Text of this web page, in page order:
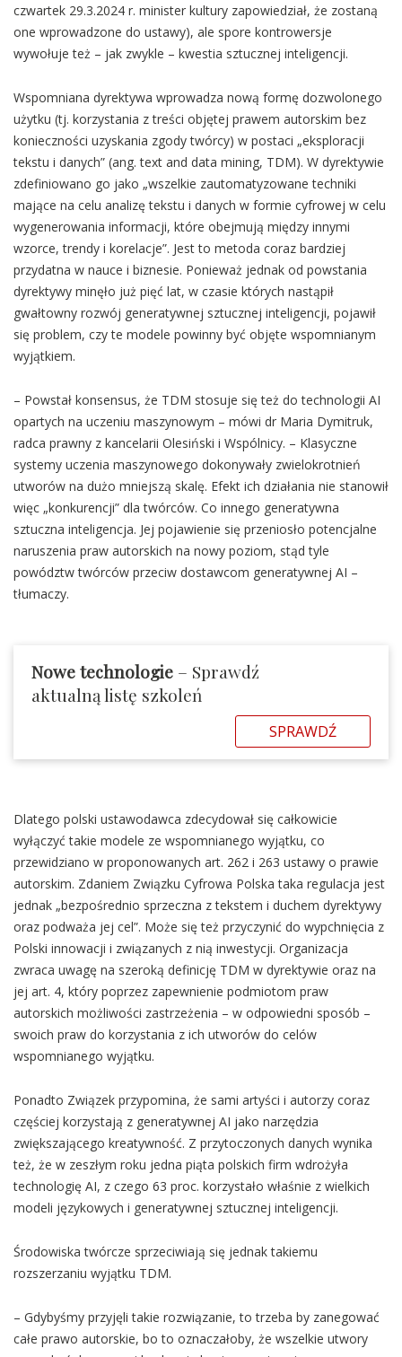
czwartek 29.3.2024 r. minister kultury zapowiedział, że zostaną
one wprowadzone do ustawy), ale spore kontrowersje
wywołuje też – jak zwykle – kwestia sztucznej inteligencji.
Wspomniana dyrektywa wprowadza nową formę dozwolonego
użytku (tj. korzystania z treści objętej prawem autorskim bez
konieczności uzyskania zgody twórcy) w postaci „eksploracji
tekstu i danych” (ang. text and data mining, TDM). W dyrektywie
zdefiniowano go jako „wszelkie zautomatyzowane techniki
mające na celu analizę tekstu i danych w formie cyfrowej w celu
wygenerowania informacji, które obejmują między innymi
wzorce, trendy i korelacje”. Jest to metoda coraz bardziej
przydatna w nauce i biznesie. Ponieważ jednak od powstania
dyrektywy minęło już pięć lat, w czasie których nastąpił
gwałtowny rozwój generatywnej sztucznej inteligencji, pojawił
się problem, czy te modele powinny być objęte wspomnianym
wyjątkiem.
– Powstał konsensus, że TDM stosuje się też do technologii AI
opartych na uczeniu maszynowym – mówi dr Maria Dymitruk,
radca prawny z kancelarii Olesiński i Wspólnicy. – Klasyczne
systemy uczenia maszynowego dokonywały zwielokrotnień
utworów na dużo mniejszą skalę. Efekt ich działania nie stanowił
więc „konkurencji” dla twórców. Co innego generatywna
sztuczna inteligencja. Jej pojawienie się przeniosło potencjalne
naruszenia praw autorskich na nowy poziom, stąd tyle
powództw twórców przeciw dostawcom generatywnej AI –
tłumaczy.
Nowe technologie – Sprawdź
aktualną listę szkoleń
SPRAWDŹ
Dlatego polski ustawodawca zdecydował się całkowicie
wyłączyć takie modele ze wspomnianego wyjątku, co
przewidziano w proponowanych art. 262 i 263 ustawy o prawie
autorskim. Zdaniem Związku Cyfrowa Polska taka regulacja jest
jednak „bezpośrednio sprzeczna z tekstem i duchem dyrektywy
oraz podważa jej cel”. Może się też przyczynić do wypchnięcia z
Polski innowacji i związanych z nią inwestycji. Organizacja
zwraca uwagę na szeroką definicję TDM w dyrektywie oraz na
jej art. 4, który poprzez zapewnienie podmiotom praw
autorskich możliwości zastrzeżenia – w odpowiedni sposób –
swoich praw do korzystania z ich utworów do celów
wspomnianego wyjątku.
Ponadto Związek przypomina, że sami artyści i autorzy coraz
częściej korzystają z generatywnej AI jako narzędzia
zwiększającego kreatywność. Z przytoczonych danych wynika
też, że w zeszłym roku jedna piąta polskich firm wdrożyła
technologię AI, z czego 63 proc. korzystało właśnie z wielkich
modeli językowych i generatywnej sztucznej inteligencji.
Środowiska twórcze sprzeciwiają się jednak takiemu
rozszerzaniu wyjątku TDM.
– Gdybyśmy przyjęli takie rozwiązanie, to trzeba by zanegować
całe prawo autorskie, bo to oznaczałoby, że wszelkie utwory